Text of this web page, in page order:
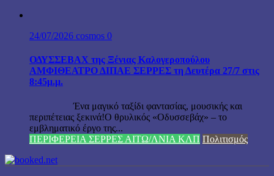
24/07/2026 cosmos 0
ΟΔΥΣΣΕΒΑΧ της Ξένιας Καλογεροπούλου
ΑΜΦΙΘΕΑΤΡΟ ΔΙΠΑΕ ΣΕΡΡΕΣ τη Δευτέρα 27/7 στις
8:45μ.μ.
Ένα μαγικό ταξίδι φαντασίας, μουσικής και
περιπέτειας ξεκινά!Ο θρυλικός «Οδυσσεβάχ» – το
εμβληματικό έργο της...
ΠΕΡΙΦΕΡΕΙΑ ΣΕΡΡΕΣ ΑΙΤΩ/ΛΝΙΑ ΚΛΠ Πολιτισμός